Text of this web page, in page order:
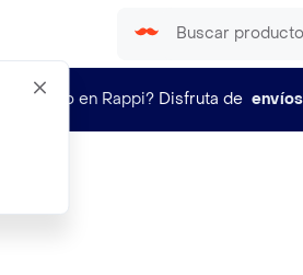
¿Nuevo en Rappi? Disfruta de